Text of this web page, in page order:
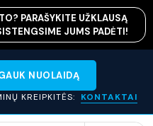
PARAŠYKITE UŽKLAUSĄ
JUMS PADĖTI!
NUOLAIDĄ
KREIPKITĖS: KONTAKTAI